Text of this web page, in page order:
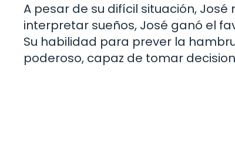
A pesar de su difícil situación,
interpretar sueños, José ganó el
Su habilidad para prever la
poderoso, capaz de tomar